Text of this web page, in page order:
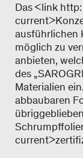
Das <link
ausführlichen
möglich zu
anbieten,
des
Materialien
abbaubaren